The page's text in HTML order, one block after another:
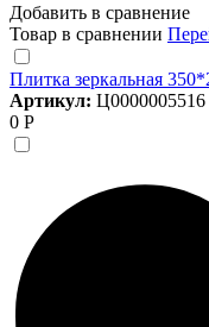
Добавить в сравнение
Товар в сравнении
Плитка зеркальная
Артикул: Ц0000005516
0 Р